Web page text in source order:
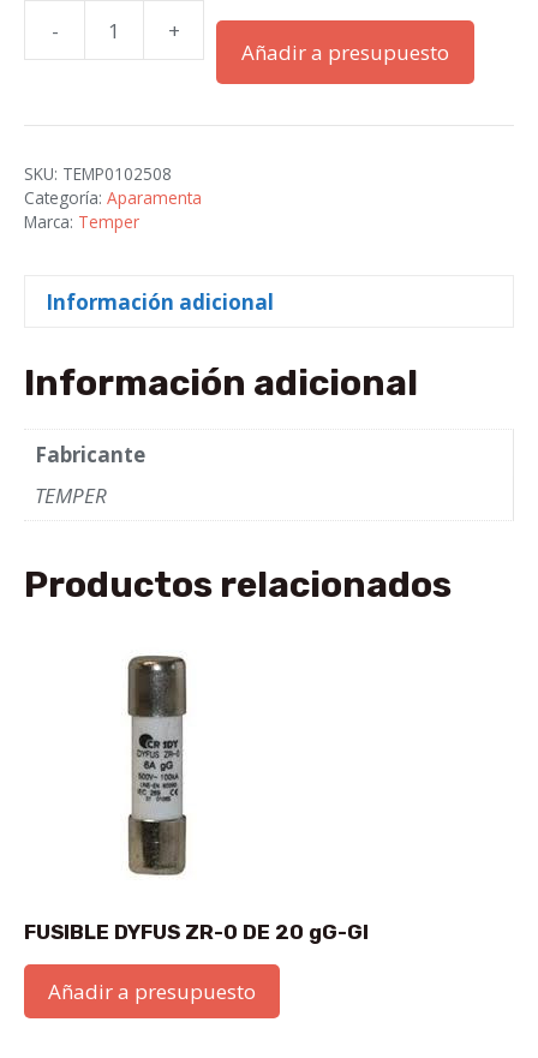
-
FUSIBLE
DYFUS
2
+
Añadir a presupuesto
SKU: TEMP0102508
Categoría: Aparamenta
Marca: Temper
Información adicional
Información adicional
Fabricante
TEMPER
Productos relacionados
FUSIBLE DYFUS ZR-0 DE 20 gG-GI
Añadir a presupuesto